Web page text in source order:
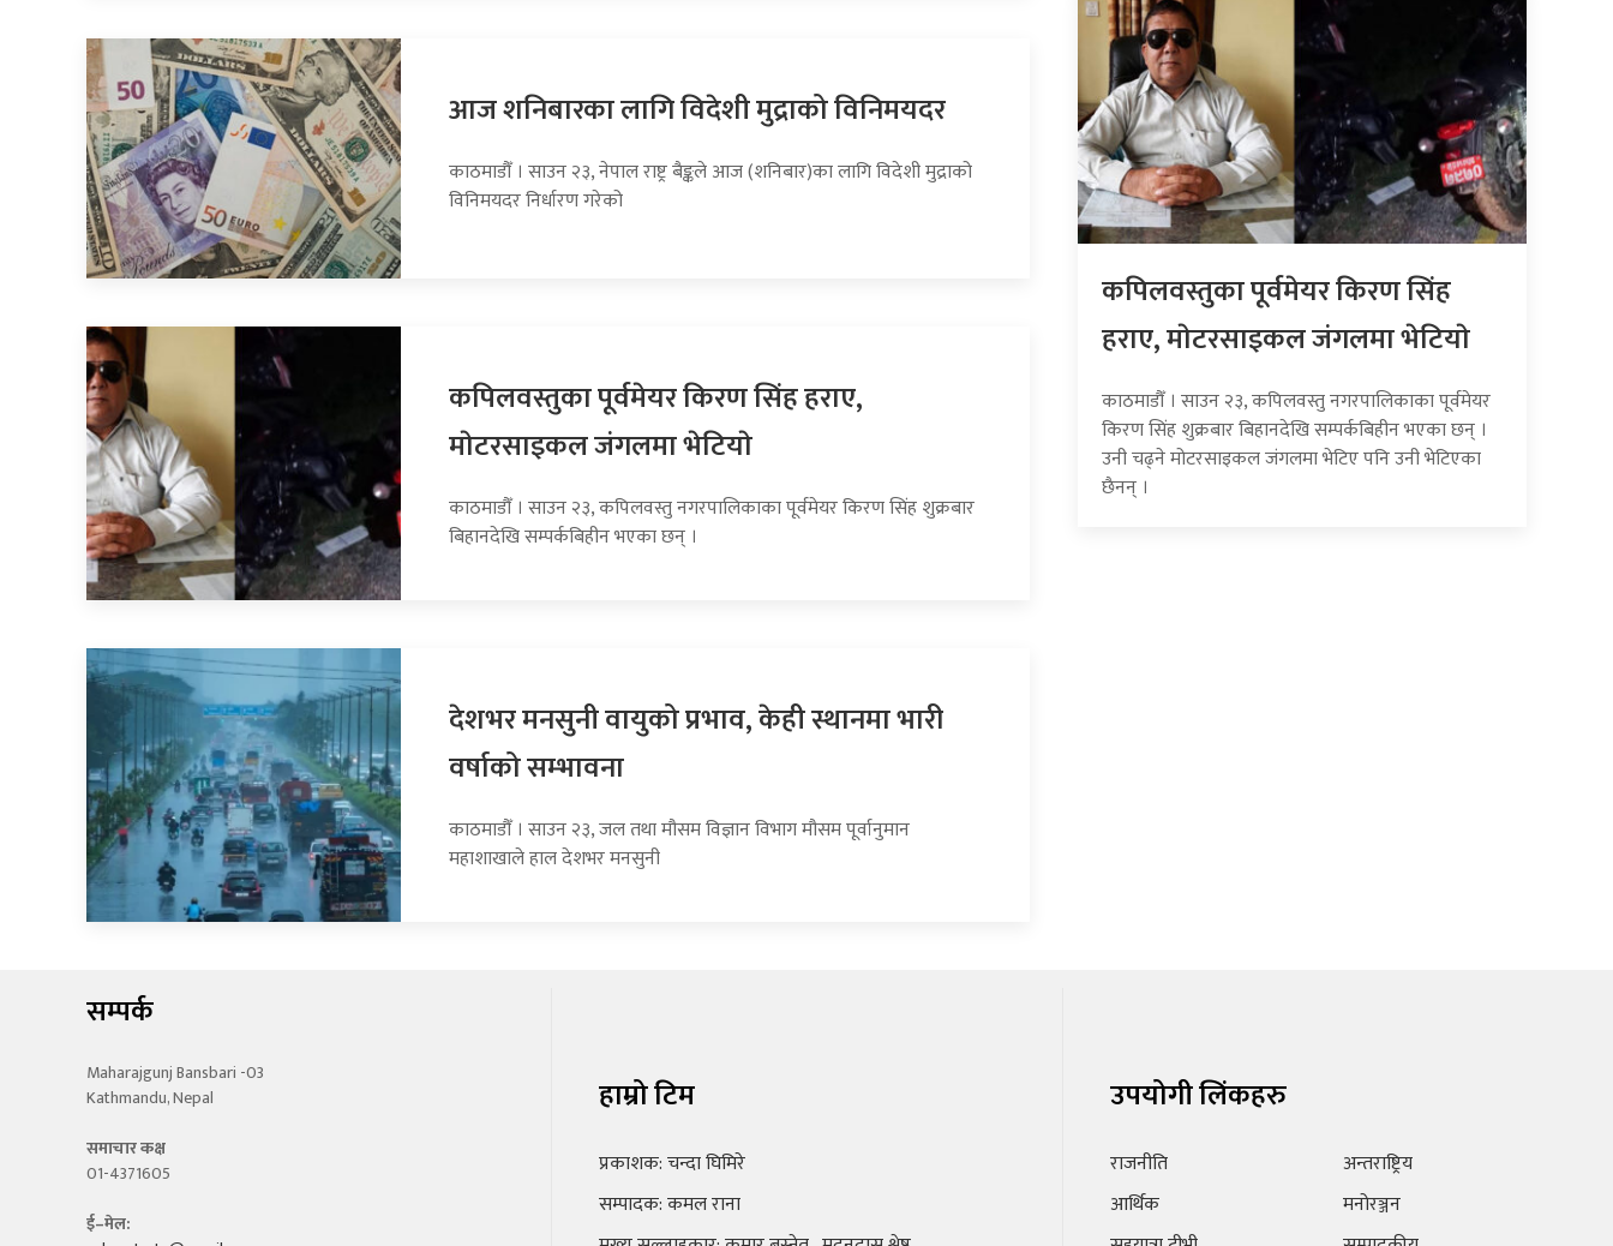
आज शनिबारका लागि विदेशी मुद्राको विनिमयदर
काठमाडौँ । साउन २३, नेपाल राष्ट्र बैङ्कले आज (शनिबार)का लागि विदेशी मुद्राको
विनिमयदर निर्धारण गरेको
कपिलवस्तुका पूर्वमेयर किरण सिंह हराए,
माेटरसाइकल जंगलमा भेटियाे
काठमाडौँ । साउन २३, कपिलवस्तु नगरपालिकाका पूर्वमेयर किरण सिंह शुक्रबार
बिहानदेखि सम्पर्कबिहीन भएका छन् ।
देशभर मनसुनी वायुको प्रभाव, केही स्थानमा भारी
वर्षाको सम्भावना
काठमाडौँ । साउन २३, जल तथा मौसम विज्ञान विभाग मौसम पूर्वानुमान
महाशाखाले हाल देशभर मनसुनी
कपिलवस्तुका पूर्वमेयर किरण सिंह
हराए, माेटरसाइकल जंगलमा भेटियाे
काठमाडौँ । साउन २३, कपिलवस्तु नगरपालिकाका पूर्वमेयर
किरण सिंह शुक्रबार बिहानदेखि सम्पर्कबिहीन भएका छन् ।
उनी चढ्ने मोटरसाइकल जंगलमा भेटिए पनि उनी भेटिएका
छैनन् ।
सम्पर्क
Maharajgunj Bansbari -03
Kathmandu, Nepal
समाचार कक्ष
01-4371605
ई–मेल:
हाम्रो टिम
प्रकाशक: चन्दा घिमिरे
सम्पादक: कमल राना
उपयोगी लिंकहरु
राजनीति
आर्थिक
अन्तराष्ट्रिय
मनोरञ्जन